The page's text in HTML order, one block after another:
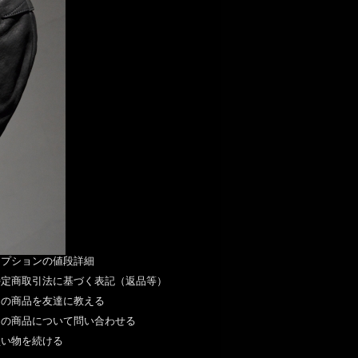
ションの値段詳細
商取引法に基づく表記（返品等）
商品を友達に教える
商品について問い合わせる
物を続ける